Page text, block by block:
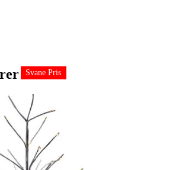
Svane Pris
Svane Pris
Svane Pris
Svane Pris
Svane Pris
Svane Pris